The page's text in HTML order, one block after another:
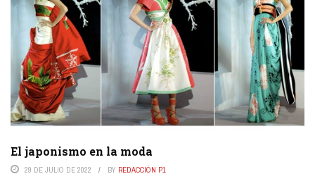
El japonismo en la moda
29 DE JULIO DE 2022 BY REDACCIÓN P1